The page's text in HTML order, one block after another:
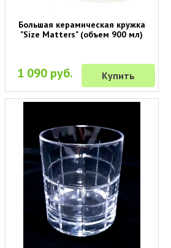
Большая керамическая кружка
"Size Matters" (объем 900 мл)
1 090 руб. Купить